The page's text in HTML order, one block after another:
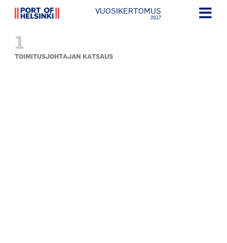
VUOSIKERTOMUS
2017
1
TOIMITUSJOHTAJAN KATSAUS